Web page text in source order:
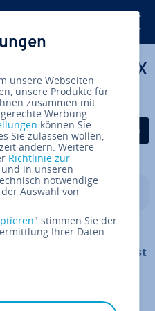
for Linux
Facebook teilen
Auf Twitter teilen
Auf LinkedIn
es sich um die weltweit
. Dabei
nicht sein:
Windows ist
Microsoft
der Welt. Dem­ge­gen­
Source Software“
unsere Webseiten
unsere Produkte für
zusammen mit
Werbung
können Sie
Sie zulassen wollen,
ändern. Weitere
Richtlinie zur
und in unseren
notwendige
Auswahl von
" stimmen Sie der
Ihrer Daten